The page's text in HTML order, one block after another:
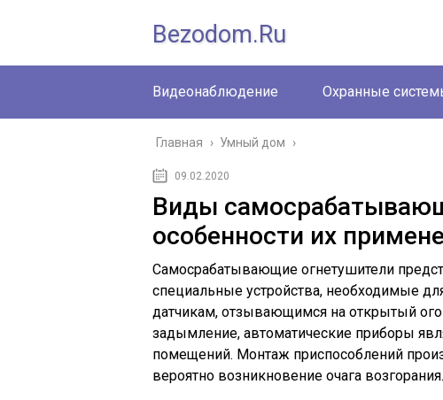
Bezodom.ru
Видеонаблюдение Охранные
Главная › Умный дом ›
09.02.2020
Виды
особенности их
Самосрабатывающие огнетушители
специальные устройства, необходимые
датчикам, отзывающимся на открытый
задымление, автоматические приборы
помещений. Монтаж приспособлений
вероятно возникновение очага возгорания.